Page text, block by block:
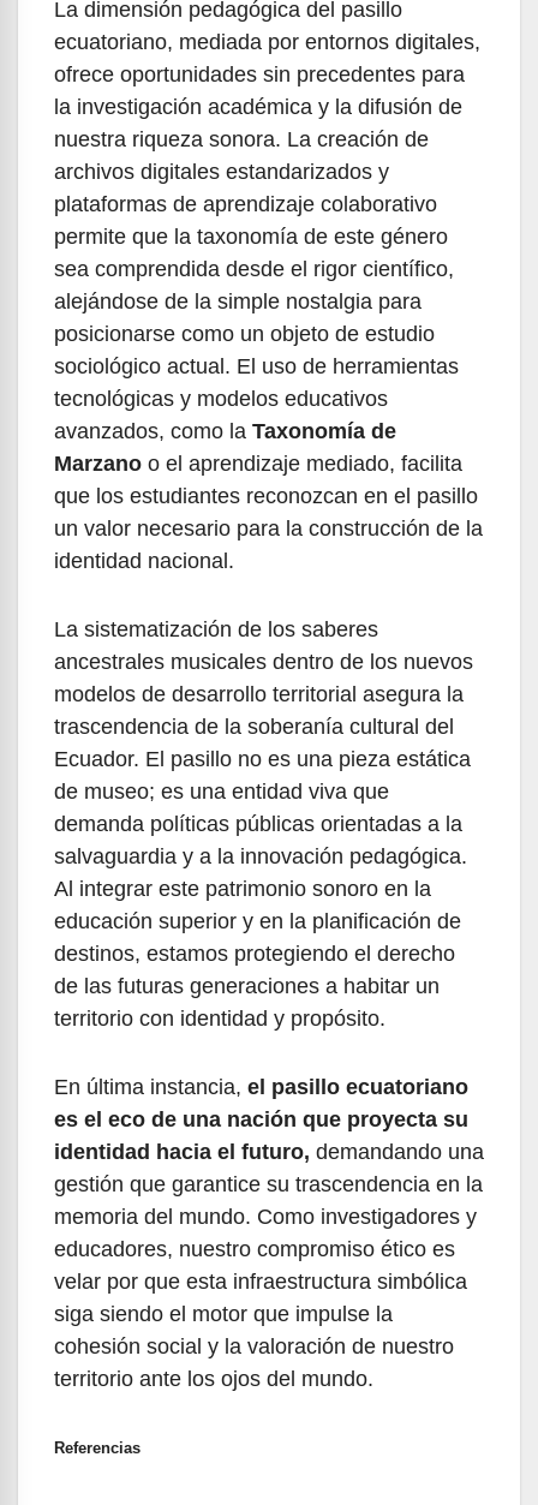
La dimensión pedagógica del pasillo
ecuatoriano, mediada por entornos digitales,
ofrece oportunidades sin precedentes para
la investigación académica y la difusión de
nuestra riqueza sonora. La creación de
archivos digitales estandarizados y
plataformas de aprendizaje colaborativo
permite que la taxonomía de este género
sea comprendida desde el rigor científico,
alejándose de la simple nostalgia para
posicionarse como un objeto de estudio
sociológico actual. El uso de herramientas
tecnológicas y modelos educativos
avanzados, como la Taxonomía de
Marzano o el aprendizaje mediado, facilita
que los estudiantes reconozcan en el pasillo
un valor necesario para la construcción de la
identidad nacional.
La sistematización de los saberes
ancestrales musicales dentro de los nuevos
modelos de desarrollo territorial asegura la
trascendencia de la soberanía cultural del
Ecuador. El pasillo no es una pieza estática
de museo; es una entidad viva que
demanda políticas públicas orientadas a la
salvaguardia y a la innovación pedagógica.
Al integrar este patrimonio sonoro en la
educación superior y en la planificación de
destinos, estamos protegiendo el derecho
de las futuras generaciones a habitar un
territorio con identidad y propósito.
En última instancia, el pasillo ecuatoriano
es el eco de una nación que proyecta su
identidad hacia el futuro, demandando una
gestión que garantice su trascendencia en la
memoria del mundo. Como investigadores y
educadores, nuestro compromiso ético es
velar por que esta infraestructura simbólica
siga siendo el motor que impulse la
cohesión social y la valoración de nuestro
territorio ante los ojos del mundo.
Referencias